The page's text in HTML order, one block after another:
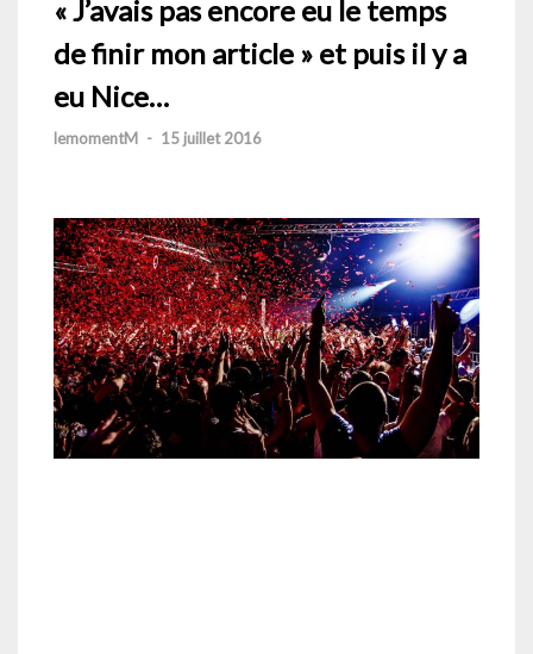
« J’avais pas encore eu le temps
de finir mon article » et puis il y a
eu Nice…
lemomentM - 15 juillet 2016